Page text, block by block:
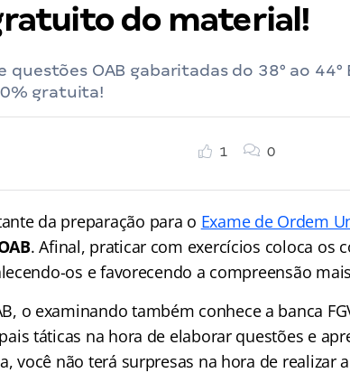
do material!
OAB gabaritadas do 38° ao 44°
gratuita!
1 0
da preparação para o Exame de Ordem
. Afinal, praticar com exercícios coloca os
os e favorecendo a compreensão
o examinando também conhece a banca
táticas na hora de elaborar questões e
você não terá surpresas na hora de realizar